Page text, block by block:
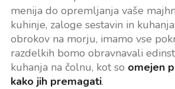
menija do opremljanja vaše
kuhinje, zaloge sestavin in
obrokov na morju, imamo vse
razdelkih bomo obravnavali
kuhanja na čolnu, kot so omejen
kako jih premagati.